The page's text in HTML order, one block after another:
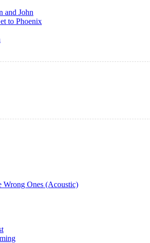
and John
to Phoenix
Wrong Ones (Acoustic)